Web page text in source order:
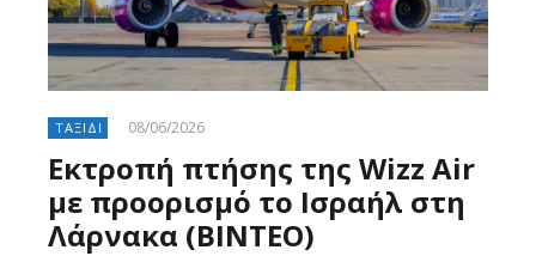
ΤΑΞΙΔΙ 08/06/2026
Εκτροπή πτήσης της Wizz Air
με προορισμό το Ισραήλ στη
Λάρνακα (ΒΙΝΤΕΟ)